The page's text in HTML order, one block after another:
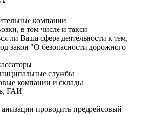
компании
в том числе и такси
ли Ваша сфера деятельности к тем,
закон "О безопасности дорожного
службы
компании и склады
ГАИ
проводить предрейсовый